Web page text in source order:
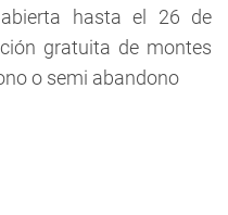
hasta el 26 de
gratuita de montes
o semi abandono